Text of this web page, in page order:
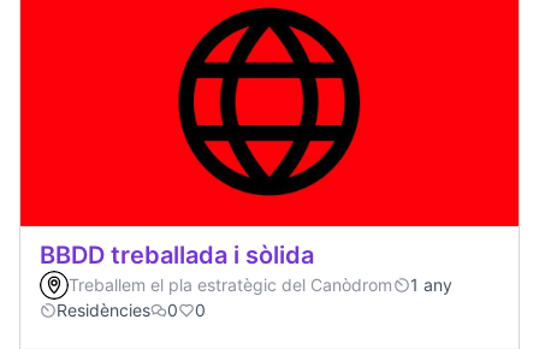
BBDD treballada i sòlida
Treballem el pla estratègic del Canòdrom
1 any
Residències
0 0